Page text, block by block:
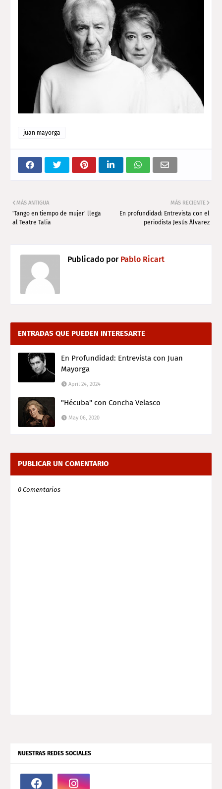
juan mayorga
MÁS RECIENTE
En profundidad: Entrevista con el
periodista Jesús Álvarez
MÁS ANTIGUA
'Tango en tiempo de mujer' llega
al Teatre Talia
Publicado porPablo Ricart
ENTRADAS QUE PUEDEN INTERESARTE
En Profundidad: Entrevista con Juan
Mayorga
April 24, 2024
"Hécuba" con Concha Velasco
May 06, 2020
PUBLICAR UN COMENTARIO
0 Comentarios
NUESTRAS REDES SOCIALES